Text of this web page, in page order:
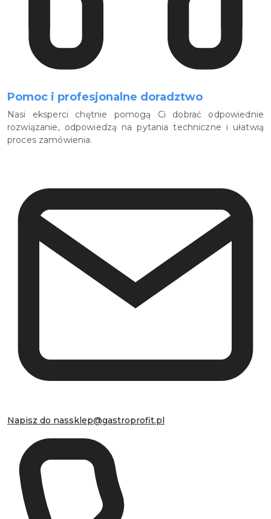
Pomoc i profesjonalne doradztwo
Nasi eksperci chętnie pomogą Ci dobrać odpowiednie
rozwiązanie, odpowiedzą na pytania techniczne i ułatwią
proces zamówienia.
Napisz do nassklep@gastroprofit.pl